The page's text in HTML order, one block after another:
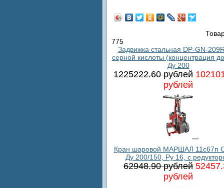
775
Задвижка стальная DP-GN-
серной кислоты (концентрация
Ду 200
1225222.60 рублей
рублей
Кран шаровой МАРШАЛ 11с67п
Ду 200/150, Ру 16, с
62948.90 рублей
рублей